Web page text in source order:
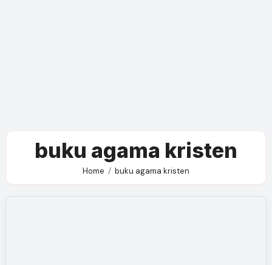
buku agama kristen
Home buku agama kristen